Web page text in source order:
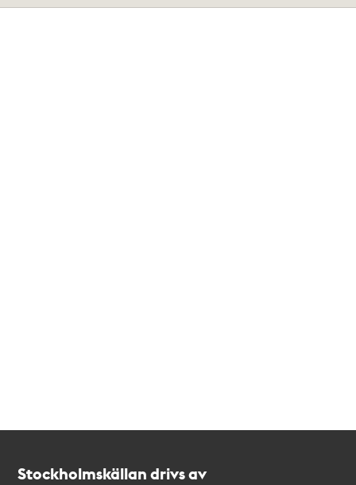
Stockholmskällan drivs av